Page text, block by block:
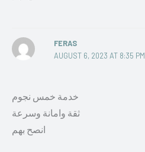
FERAS
AUGUST 6, 2023 AT 8:35 PM
خدمة خمس نجوم
ثقة وامانة وسرعة
انصح بهم